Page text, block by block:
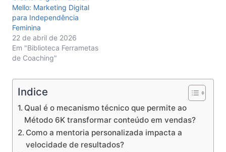
Mello: Marketing Digital
para Independência
Feminina
22 de abril de 2026
Em "Biblioteca Ferrametas
de Coaching"
Indice
Qual é o mecanismo técnico que permite ao
Método 6K transformar conteúdo em vendas?
Como a mentoria personalizada impacta a
velocidade de resultados?